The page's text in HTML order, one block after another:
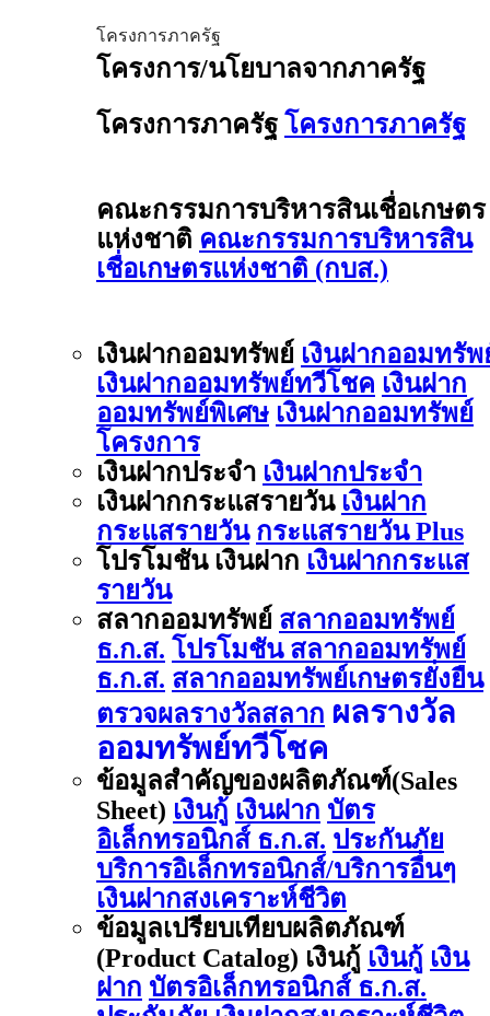
โครงการภาครัฐ
โครงการ/นโยบาลจากภาครัฐ
โครงการภาครัฐ โครงการภาครัฐ
คณะกรรมการบริหารสินเชื่อเกษตร
แห่งชาติ คณะกรรมการบริหารสิน
เชื่อเกษตรแห่งชาติ (กบส.)
เงินฝากออมทรัพย์ เงินฝากออมทรัพ
เงินฝากออมทรัพย์ทวีโชค เงินฝาก
ออมทรัพย์พิเศษ เงินฝากออมทรัพย์
โครงการ
เงินฝากประจำ เงินฝากประจำ
เงินฝากกระแสรายวัน เงินฝาก
กระแสรายวัน กระแสรายวัน Plus
โปรโมชัน เงินฝาก เงินฝากกระแส
รายวัน
สลากออมทรัพย์ สลากออมทรัพย์
ธ.ก.ส. โปรโมชัน สลากออมทรัพย์
ธ.ก.ส. สลากออมทรัพย์เกษตรยั่งยืน
ตรวจผลรางวัลสลาก ผลรางวัล
ออมทรัพย์ทวีโชค
ข้อมูลสำคัญของผลิตภัณฑ์(Sales
Sheet) เงินกู้ เงินฝาก บัตร
อิเล็กทรอนิกส์ ธ.ก.ส. ประกันภัย
บริการอิเล็กทรอนิกส์/บริการอื่นๆ
เงินฝากสงเคราะห์ชีวิต
ข้อมูลเปรียบเทียบผลิตภัณฑ์
(Product Catalog) เงินกู้ เงินกู้ เงิน
ฝาก บัตรอิเล็กทรอนิกส์ ธ.ก.ส.